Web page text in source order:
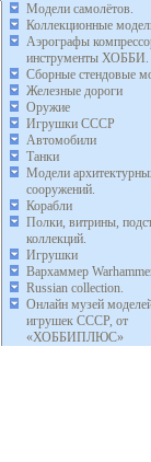
Модели самолётов.
Коллекционные
Аэрографы
инструменты ХОББИ.
Сборные стендовые
Железные дороги
Оружие
Игрушки СССР
Автомобили
Танки
Модели
сооружений.
Корабли
Полки, витрины,
коллекций.
Игрушки
Вархаммер
Russian collection.
Онлайн музей
игрушек СССР, от
«ХОББИПЛЮС»